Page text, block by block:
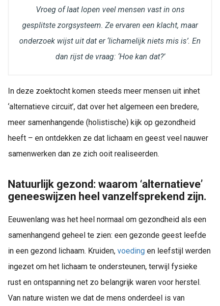
Vroeg of laat lopen veel mensen vast in ons
gesplitste zorgsysteem. Ze ervaren een klacht, maar
onderzoek wijst uit dat er ‘lichamelijk niets mis is’. En
dan rijst de vraag: ‘Hoe kan dat?’
In deze zoektocht komen steeds meer mensen uit inhet
‘alternatieve circuit’, dat over het algemeen een bredere,
meer samenhangende (holistische) kijk op gezondheid
heeft – en ontdekken ze dat lichaam en geest veel nauwer
samenwerken dan ze zich ooit realiseerden.
Natuurlijk gezond: waarom ‘alternatieve’
geneeswijzen heel vanzelfsprekend zijn.
Eeuwenlang was het heel normaal om gezondheid als een
samenhangend geheel te zien: een gezonde geest leefde
in een gezond lichaam. Kruiden, voeding en leefstijl werden
ingezet om het lichaam te ondersteunen, terwijl fysieke
rust en ontspanning net zo belangrijk waren voor herstel.
Van nature wisten we dat de mens onderdeel is van